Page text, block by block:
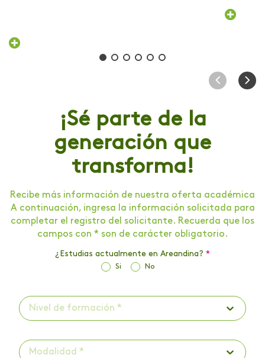
¡Sé parte de la
generación que
transforma!
Recibe más información de nuestra oferta académica
A continuación, ingresa la información solicitada para
completar el registro del solicitante. Recuerda que los
campos con * son de carácter obligatorio.
¿Estudias actualmente en Areandina? *
Si No
Nivel de formación *
Modalidad *